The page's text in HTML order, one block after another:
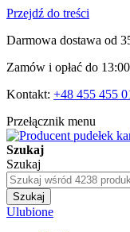
Przejdź do treści
Darmowa dostawa od
Zamów i opłać do
Kontakt: +48 455 455
Przełącznik menu
Szukaj
Szukaj
Szukaj
Ulubione